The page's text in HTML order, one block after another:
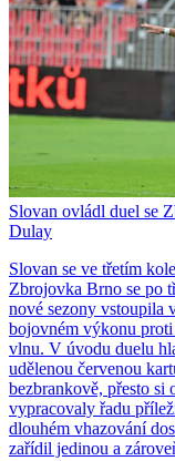
Slovan ovládl duel se
Dulay
Slovan se ve třetím
Zbrojovka Brno se po
nové sezony vstoupila
bojovném výkonu
vlnu. V úvodu duelu
udělenou červenou
bezbrankově, přesto si
vypracovaly řadu
dlouhém vhazování
zařídil jedinou a